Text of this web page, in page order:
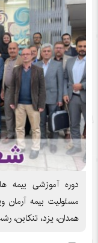
دوره آموزشی
مسئولیت بیمه آرمان
همدان، یزد، تنکابن،